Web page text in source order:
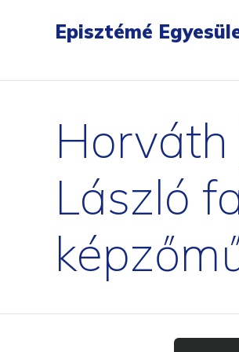
Episztémé
Horváth
László